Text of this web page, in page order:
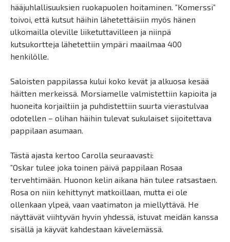
hääjuhlallisuuksien ruokapuolen hoitaminen. ”Komerssi”
toivoi, että kutsut häihin lähetettäisiin myös hänen
ulkomailla oleville liiketuttavilleen ja niinpä
kutsukortteja lähetettiin ympäri maailmaa 400
henkilölle.
Saloisten pappilassa kului koko kevät ja alkuosa kesää
häitten merkeissä. Morsiamelle valmistettiin kapioita ja
huoneita korjailtiin ja puhdistettiin suurta vierastulvaa
odotellen – olihan häihin tulevat sukulaiset sijoitettava
pappilaan asumaan.
Tästä ajasta kertoo Carolla seuraavasti:
”Oskar tulee joka toinen päivä pappilaan Rosaa
tervehtimään. Huonon kelin aikana hän tulee ratsastaen.
Rosa on niin kehittynyt matkoillaan, mutta ei ole
ollenkaan ylpeä, vaan vaatimaton ja miellyttävä. He
näyttävät viihtyvän hyvin yhdessä, istuvat meidän kanssa
sisällä ja käyvät kahdestaan kävelemässä.